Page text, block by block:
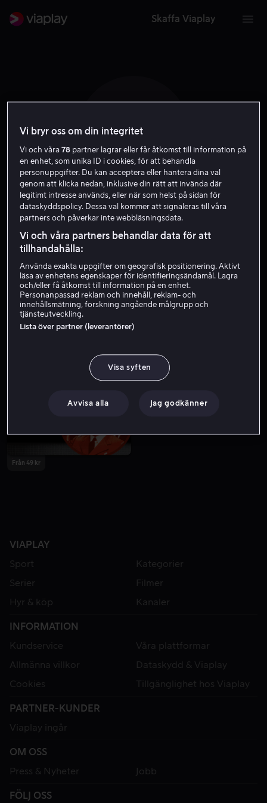
Skaffa Viaplay
E F
Edward Fox
Från 39 kr
Från 49 kr
VIAPLAY
Sport
Kategorier
Serier
Filmer
Hyr & köp
Kanaler
INFORMATION
Kundservice
Våra plattformar
Allmänna villkor
Dataskydd & Viaplay
Cookies
Tillgänglighet hos Viaplay
PARTNER-KUNDER
Viaplay ingår
OM OSS
Press & Nyheter
Jobb
FÖLJ OSS
Vi bryr oss om din integritet
Vi och våra78 partner lagrar eller får åtkomst till information på
en enhet, som unika ID i cookies, för att behandla
personuppgifter. Du kan acceptera eller hantera dina val
genom att klicka nedan, inklusive din rätt att invända där
legitimt intresse används, eller när som helst på sidan för
dataskyddspolicy. Dessa val kommer att signaleras till våra
partners och påverkar inte webbläsningsdata.
Vi och våra partners behandlar data för att
tillhandahålla:
Använda exakta uppgifter om geografisk positionering. Aktivt
läsa av enhetens egenskaper för identifieringsändamål. Lagra
och/eller få åtkomst till information på en enhet.
Personanpassad reklam och innehåll, reklam- och
innehållsmätning, forskning angående målgrupp och
tjänsteutveckling.
Lista över partner (leverantörer)
Visa syften
Avvisa alla Jag godkänner